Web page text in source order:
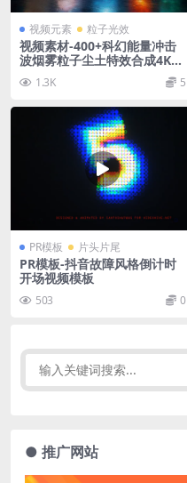
视频元素 粒子光效
视频素材-400+科幻能量冲击
波烟雾粒子尘土特效合成4K视
频素材
1.3K 5
PR模板 片头片尾
PR模板-抖音故障风格倒计时
开场视频模板
503 0
● 推广网站